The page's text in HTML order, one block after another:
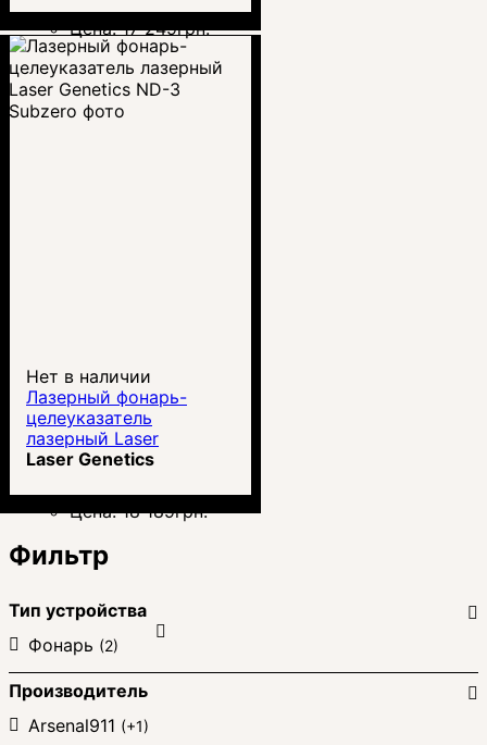
Цена:17 249грн.
Нет в наличии
Лазерный фонарь-
целеуказатель
лазерный Laser
Genetics ND-3 Subzero
Laser Genetics
Цена:18 189грн.
Фильтр
Тип устройства
Фонарь (2)
Производитель
Arsenal911 (+1)